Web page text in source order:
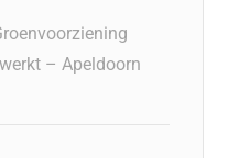
– Apeldoorn